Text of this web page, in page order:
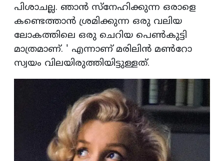
പിശാചല്ല. ഞാന്‍ സ്‌നേഹിക്കുന്ന ഒരാളെ
കണ്ടെത്താന്‍ ശ്രമിക്കുന്ന ഒരു വലിയ
ലോകത്തിലെ ഒരു ചെറിയ പെണ്‍കുട്ടി
മാത്രമാണ്. ' എന്നാണ് മരിലിന്‍ മണ്‍റോ
സ്വയം വിലയിരുത്തിയിട്ടുള്ളത്.